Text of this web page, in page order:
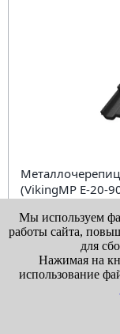
(VikingMP E-20-
от 1 310 ₽за
В
Мы используем
работы сайта,
для
Нажимая на
использование